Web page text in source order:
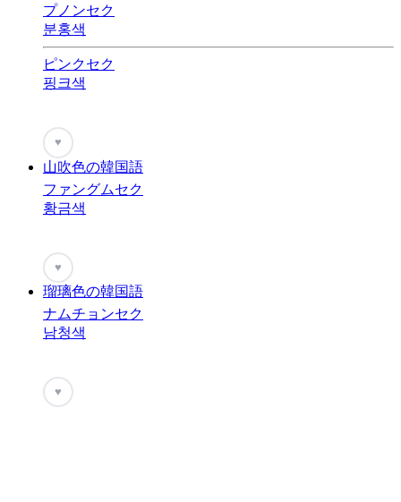
プノンセク
분홍색
ピンクセク
핑크색
♥
山吹色の韓国語
ファングムセク
황금색
♥
瑠璃色の韓国語
ナムチョンセク
남청색
♥